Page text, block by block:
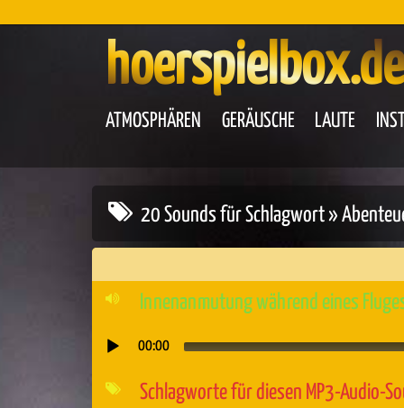
hoerspielbox.de
ATMOSPHÄREN GERÄUSCHE LAUTE
20 Sounds für Schlagwort »
Innenanmutung während eines
Audio-
Player
00:00
Schlagworte für diesen MP3-Audio-